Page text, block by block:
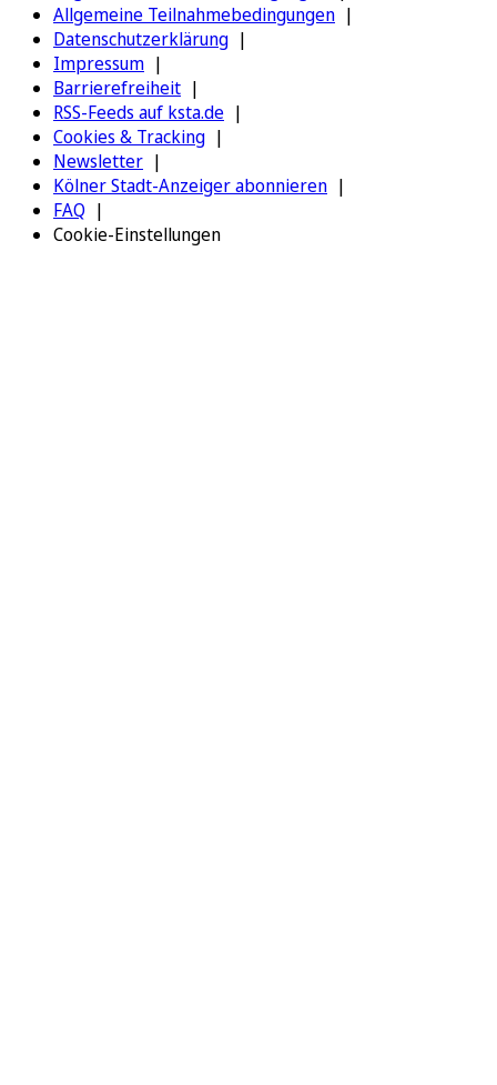
Allgemeine Teilnahmebedingungen
Datenschutzerklärung
Impressum
Barrierefreiheit
RSS-Feeds auf ksta.de
Cookies & Tracking
Newsletter
Kölner Stadt-Anzeiger abonnieren
FAQ
Cookie-Einstellungen